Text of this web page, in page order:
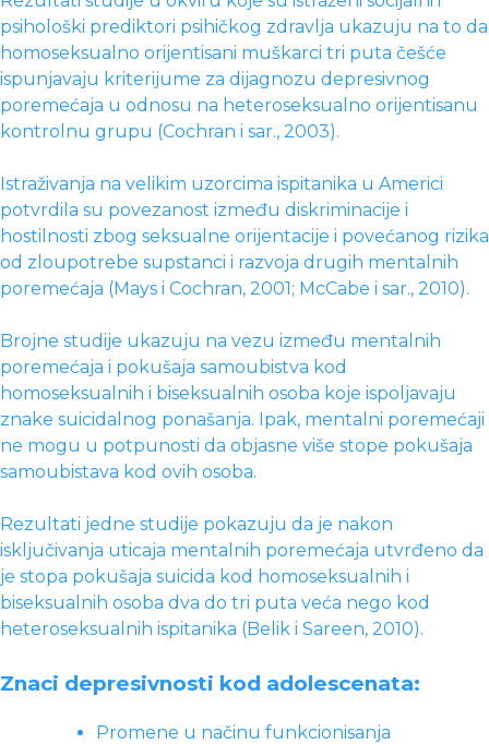
psihološki prediktori psihičkog zdravlja ukazuju na to da
homoseksualno orijentisani muškarci tri puta češće
ispunjavaju kriterijume za dijagnozu depresivnog
poremećaja u odnosu na heteroseksualno orijentisanu
kontrolnu grupu (Cochran i sar., 2003).
Istraživanja na velikim uzorcima ispitanika u Americi
potvrdila su povezanost između diskriminacije i
hostilnosti zbog seksualne orijentacije i povećanog rizika
od zloupotrebe supstanci i razvoja drugih mentalnih
poremećaja (Mays i Cochran, 2001; McCabe i sar., 2010).
Brojne studije ukazuju na vezu između mentalnih
poremećaja i pokušaja samoubistva kod
homoseksualnih i biseksualnih osoba koje ispoljavaju
znake suicidalnog ponašanja. Ipak, mentalni poremećaji
ne mogu u potpunosti da objasne više stope pokušaja
samoubistava kod ovih osoba.
Rezultati jedne studije pokazuju da je nakon
isključivanja uticaja mentalnih poremećaja utvrđeno da
je stopa pokušaja suicida kod homoseksualnih i
biseksualnih osoba dva do tri puta veća nego kod
heteroseksualnih ispitanika (Belik i Sareen, 2010).
Znaci depresivnosti kod adolescenata:
Promene u načinu funkcionisanja